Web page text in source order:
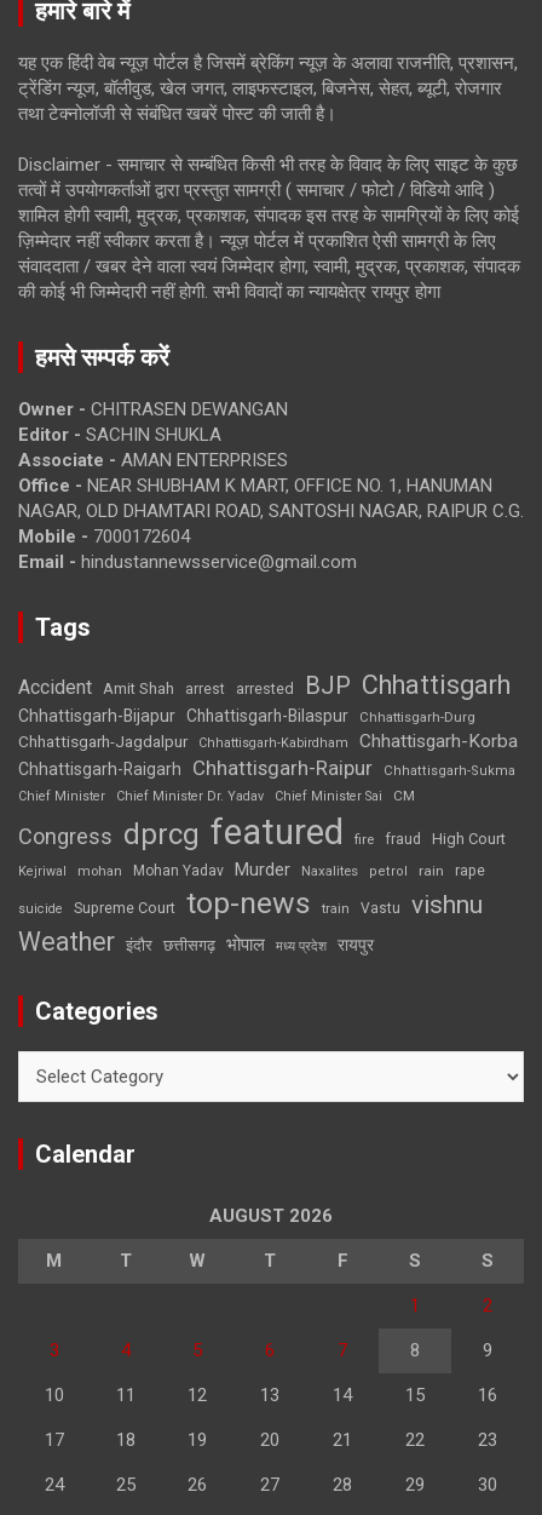
हमारे बारे में
यह एक हिंदी वेब न्यूज़ पोर्टल है जिसमें ब्रेकिंग न्यूज़ के अलावा राजनीति, प्रशासन,
ट्रेंडिंग न्यूज, बॉलीवुड, खेल जगत, लाइफस्टाइल, बिजनेस, सेहत, ब्यूटी, रोजगार
तथा टेक्नोलॉजी से संबंधित खबरें पोस्ट की जाती है।
Disclaimer - समाचार से सम्बंधित किसी भी तरह के विवाद के लिए साइट के कुछ
तत्वों में उपयोगकर्ताओं द्वारा प्रस्तुत सामग्री ( समाचार / फोटो / विडियो आदि )
शामिल होगी स्वामी, मुद्रक, प्रकाशक, संपादक इस तरह के सामग्रियों के लिए कोई
ज़िम्मेदार नहीं स्वीकार करता है। न्यूज़ पोर्टल में प्रकाशित ऐसी सामग्री के लिए
संवाददाता / खबर देने वाला स्वयं जिम्मेदार होगा, स्वामी, मुद्रक, प्रकाशक, संपादक
की कोई भी जिम्मेदारी नहीं होगी. सभी विवादों का न्यायक्षेत्र रायपुर होगा
हमसे सम्पर्क करें
Owner - CHITRASEN DEWANGAN
Editor - SACHIN SHUKLA
Associate - AMAN ENTERPRISES
Office - NEAR SHUBHAM K MART, OFFICE NO. 1, HANUMAN
NAGAR, OLD DHAMTARI ROAD, SANTOSHI NAGAR, RAIPUR C.G.
Mobile - 7000172604
Email - hindustannewsservice@gmail.com
Tags
Accident Amit Shah arrest arrested BJP Chhattisgarh
Chhattisgarh-Bijapur Chhattisgarh-Bilaspur Chhattisgarh-Durg
Chhattisgarh-Jagdalpur Chhattisgarh-Kabirdham Chhattisgarh-Korba
Chhattisgarh-Raigarh Chhattisgarh-Raipur
Chhattisgarh-Sukma
Chief Minister
Chief Minister Dr. Yadav Chief Minister Sai CM
Congress dprcg featured fire fraud High Court
Kejriwal mohan Mohan Yadav Murder Naxalites petrol rain rape
suicide Supreme Court top-news train Vastu vishnu
Weather इंदौर छत्तीसगढ़ भोपाल मध्य प्रदेश रायपुर
Categories
Calendar
AUGUST 2026
M T W T F S S
1 2
3 4 5 6 7 8 9
10 11 12 13 14 15 16
17 18 19 20 21 22 23
24 25 26 27 28 29 30